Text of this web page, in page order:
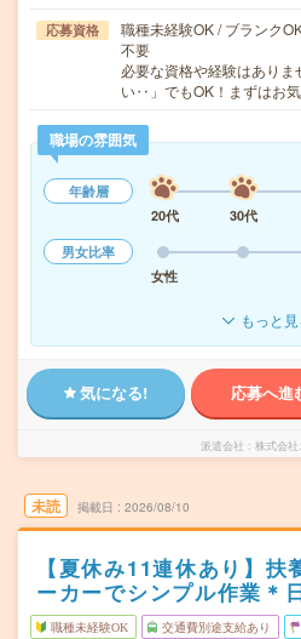
応募資格
職種未経験OK / ブランク
不要
必要な資格や経験はあり
い‥」でもOK！まずはお
職場の雰囲気
年齢層
20代
30代
男女比率
女性
もっと
気になる! 応募へ進
派遣会社 株式会社
未読 掲載日 2026/08/10
【夏休み11連休あり】
ーカーでシンプル作業＊
職種未経験OK 交通費別途支給あり